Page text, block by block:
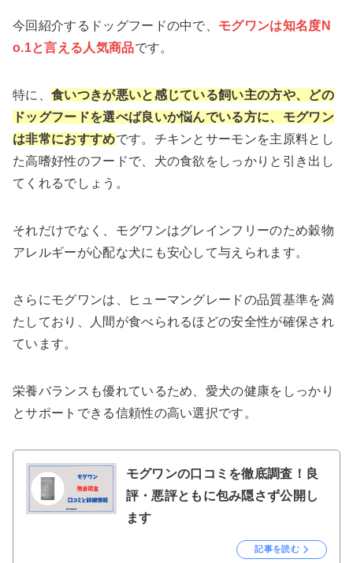
今回紹介するドッグフードの中で、 モグワンは知名度N
o.1と言える人気商品です。
特に、 食いつきが悪いと感じている飼い主の方や、どの
ドッグフードを選べば良いか悩んでいる方に、モグワン
は非常におすすめです。チキンとサーモンを主原料とし
た高嗜好性のフードで、犬の食欲をしっかりと引き出し
てくれるでしょう。
それだけでなく、モグワンはグレインフリーのため穀物
アレルギーが心配な犬にも安心して与えられます。
さらにモグワンは、ヒューマングレードの品質基準を満
たしており、人間が食べられるほどの安全性が確保され
ています。
栄養バランスも優れているため、愛犬の健康をしっかり
とサポートできる信頼性の高い選択です。
モグワンの口コミを徹底調査！良
評・悪評ともに包み隠さず公開し
ます
記事を読む